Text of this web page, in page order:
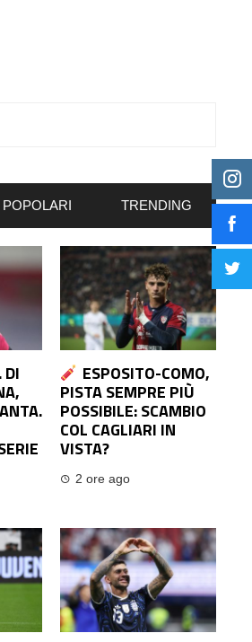
POPOLARI TRENDING
DI ESPOSITO-COMO,
PISTA SEMPRE PIÙ
POSSIBILE: SCAMBIO
COL CAGLIARI IN
VISTA?
2 ore ago